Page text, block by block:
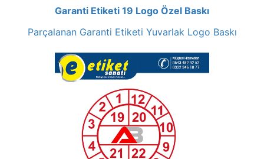
Garanti Etiketi 19 Logo Özel Baskı
Parçalanan Garanti Etiketi Yuvarlak Logo Baskı